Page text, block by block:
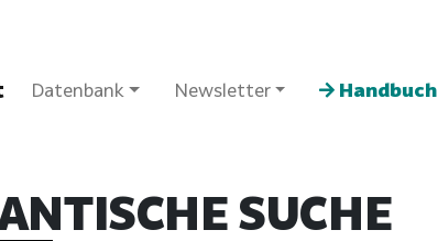
Datenbank Newsletter Handbuch
SUCHE